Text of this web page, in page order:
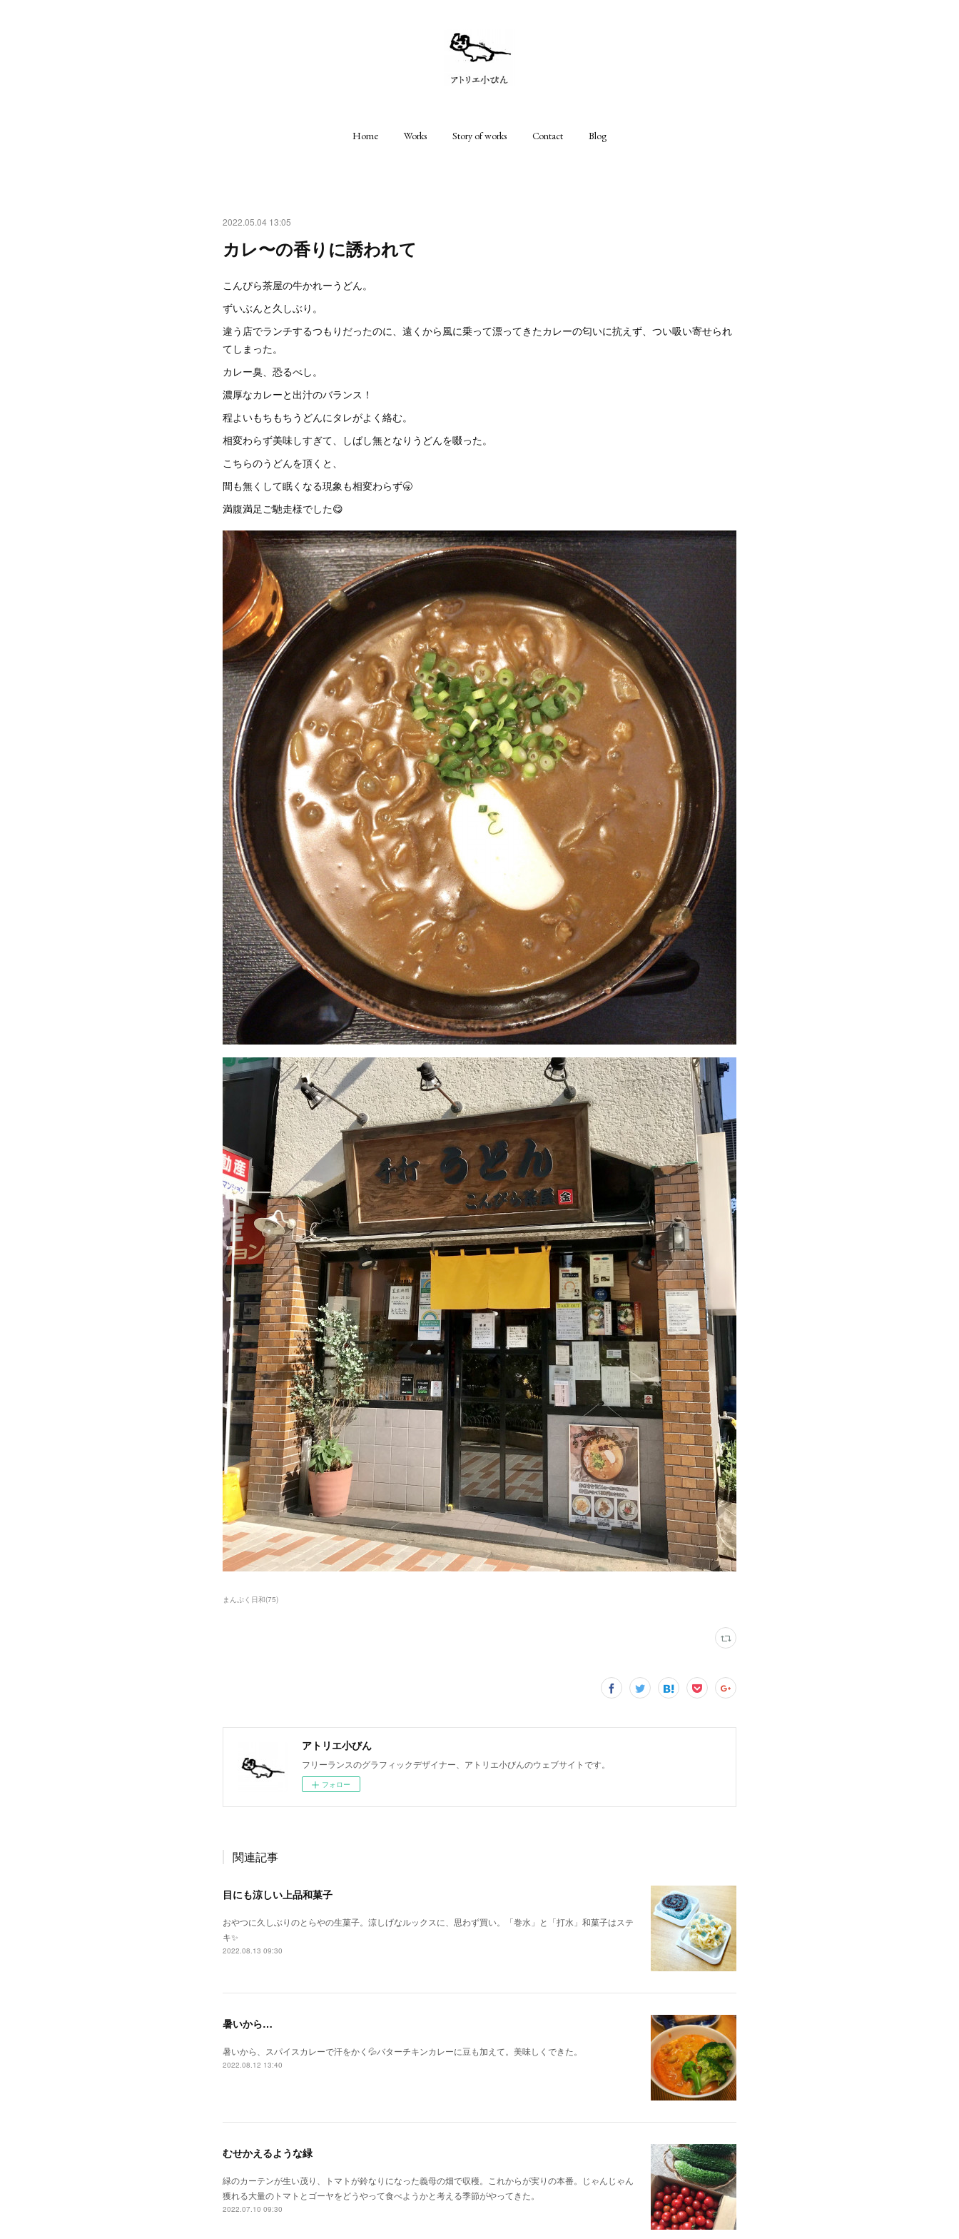
Home Works Story of works Contact Blog
2022.05.04 13:05
カレ〜の香りに誘われて
こんぴら茶屋の牛かれーうどん。
ずいぶんと久しぶり。
違う店でランチするつもりだったのに、遠くから風に乗って漂ってきたカレーの匂いに抗えず、つい吸い寄せられ
てしまった。
カレー臭、恐るべし。
濃厚なカレーと出汁のバランス！
程よいもちもちうどんにタレがよく絡む。
相変わらず美味しすぎて、しばし無となりうどんを啜った。
こちらのうどんを頂くと、
間も無くして眠くなる現象も相変わらず🥱
満腹満足ご馳走様でした😋
まんぷく日和(75)
アトリエ小びん
フリーランスのグラフィックデザイナー、アトリエ小びんのウェブサイトです。
フォロー
関連記事
目にも涼しい上品和菓子
おやつに久しぶりのとらやの生菓子。涼しげなルックスに、思わず買い。「巻水」と「打水」和菓子はステ
キ✨
2022.08.13 09:30
暑いから…
暑いから、スパイスカレーで汗をかく💦バターチキンカレーに豆も加えて。美味しくできた。
2022.08.12 13:40
むせかえるような緑
緑のカーテンが生い茂り、トマトが鈴なりになった義母の畑で収穫。これからが実りの本番。じゃんじゃん
獲れる大量のトマトとゴーヤをどうやって食べようかと考える季節がやってきた。
2022.07.10 09:30